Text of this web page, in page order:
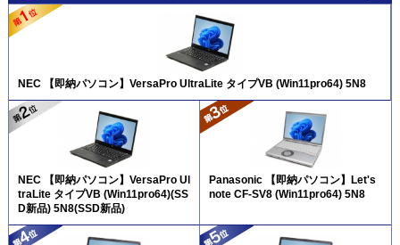
NEC 【即納パソコン】VersaPro UltraLite タイプVB (Win11pro64) 5N8
NEC 【即納パソコン】VersaPro Ul
traLite タイプVB (Win11pro64)(SS
D新品) 5N8(SSD新品)
Panasonic 【即納パソコン】Let's
note CF-SV8 (Win11pro64) 5N8